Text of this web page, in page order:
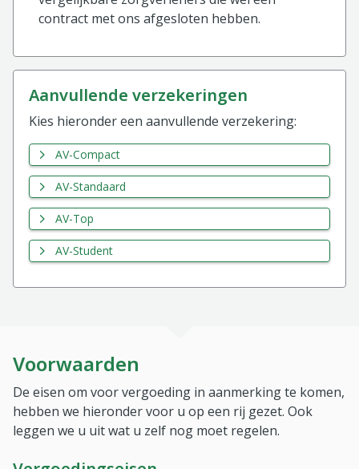
contract met ons afgesloten hebben.
aanvullende verzekeringen
Kies hieronder een aanvullende verzekering:
AV-Compact
AV-Standaard
AV-Top
AV-Student
Voorwaarden
De eisen om voor vergoeding in aanmerking te komen,
hebben we hieronder voor u op een rij gezet. Ook
leggen we u uit wat u zelf nog moet regelen.